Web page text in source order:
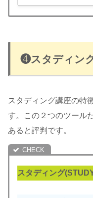
認
者
❹スタディン
スタディング講座の特
す。この２つのツール
あると評判です。
スタディング